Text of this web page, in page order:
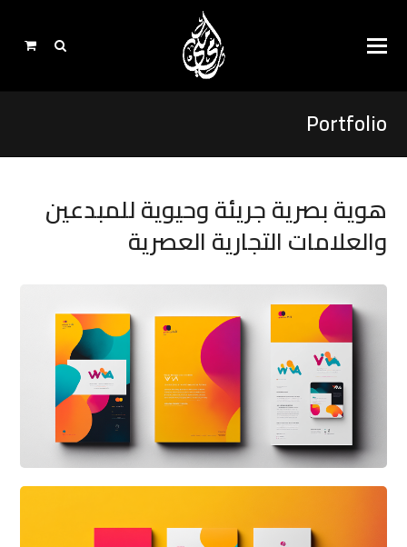
Portfolio
هوية بصرية جريئة وحيوية للمبدعين
والعلامات التجارية العصرية